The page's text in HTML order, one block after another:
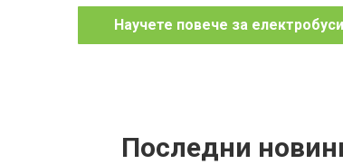
Научете повече за
Последни